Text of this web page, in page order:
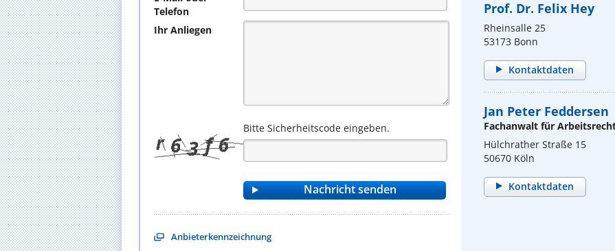
Telefon
Ihr Anliegen
Bitte Sicherheitscode eingeben.
Anbieterkennzeichnung
Prof. Dr. Felix Hey
Rheinsalle 25
53173 Bonn
Kontaktdaten
Jan Peter Feddersen
Fachanwalt für
Hülchrather Straße 15
50670 Köln
Kontaktdaten